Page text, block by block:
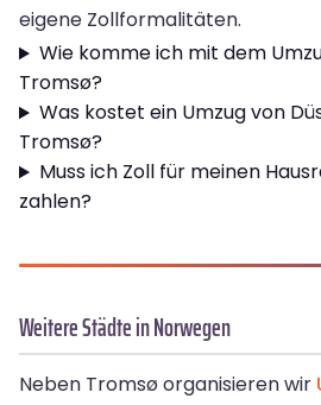
eigene Zollformalitäten.
Wie komme ich mit dem
Tromsø?
Was kostet ein Umzug von
Tromsø?
Muss ich Zoll für meinen
zahlen?
Weitere Städte in Norwegen
Neben Tromsø organisieren wir